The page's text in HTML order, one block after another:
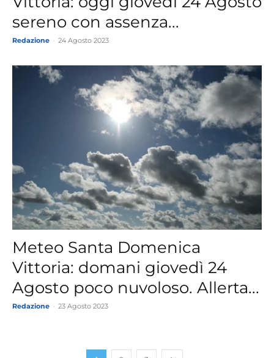
sereno con assenza...
Redazione 24 Agosto 2023
Meteo Santa Domenica
Vittoria: domani giovedì 24
Agosto poco nuvoloso. Allerta...
Redazione 23 Agosto 2023